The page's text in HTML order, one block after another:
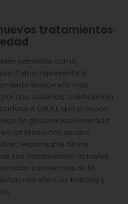
tratamientos
conocida como
Fabry, representa el
lisosómico más
una ausencia o deficiencia
A (GLA), que provoca
de globotriaosilceramida
los lisosomas de una
responsable de las
Los tratamientos actuales
intravenosa de la
una eficacia limitada y